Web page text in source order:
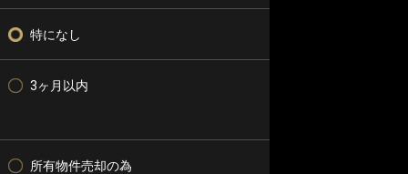
特になし
3ヶ月以内
所有物件売却の為